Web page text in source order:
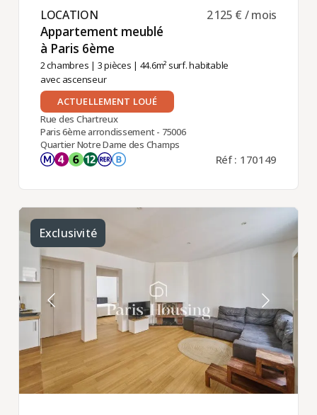
LOCATION ​
Appartement meublé
à Paris 6ème ​
2 chambres | 3 pièces | 44.6m² surf. habitable
avec ascenseur
2 125 € / mois
ACTUELLEMENT LOUÉ
Rue des Chartreux
Paris 6ème arrondissement - 75006
Quartier Notre Dame des Champs
Réf : 170149
Exclusivité